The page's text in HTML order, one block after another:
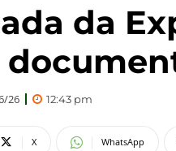
da
26 12:43 pm
X WhatsApp